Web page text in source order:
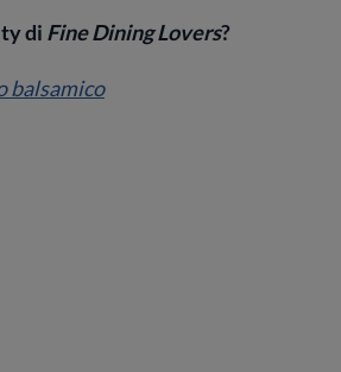
di Fine Dining Lovers?
balsamico